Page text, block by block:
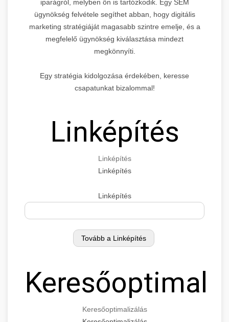
iparágról, melyben ön is tartózkodik. Egy SEM
ügynökség felvétele segíthet abban, hogy digitális
marketing stratégiáját magasabb szintre emelje, és a
megfelelő ügynökség kiválasztása mindezt
megkönnyíti.
Egy stratégia kidolgozása érdekében, keresse
csapatunkat bizalommal!
Linképítés
Linképítés
Linképítés
Linképítés
Keresőoptimalizálás